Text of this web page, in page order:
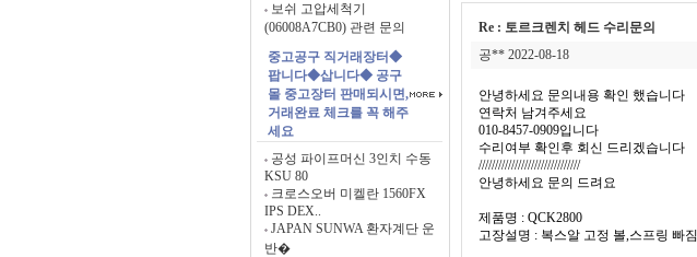
보쉬 고압세척기
(06008A7CB0) 관련 문의
중고공구 직거래장터◆
팝니다◆삽니다◆ 공구
몰 중고장터 판매되시면,
거래완료 체크를 꼭 해주
세요
공성 파이프머신 3인치 수동
KSU 80
크로스오버 미켈란 1560FX
IPS DEX..
JAPAN SUNWA 환자계단 운
반�
Re : 토르크렌치 헤드 수리문의
공** 2022-08-18
안녕하세요 문의내용 확인 했습니다
연락처 남겨주세요
010-8457-0909입니다
수리여부 확인후 회신 드리겠습니다
///////////////////////////////
안녕하세요 문의 드려요
제품명 : QCK2800
고장설명 : 복스알 고정 볼,스프링 빠짐